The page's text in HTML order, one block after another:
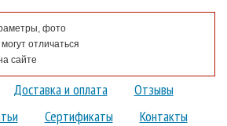
фото
отличаться
сайте
Доставка и оплата
Отзывы
Сертификаты Контакты